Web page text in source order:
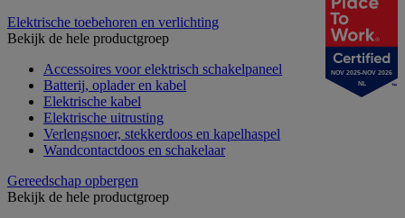
Elektrische toebehoren en verlichting
Bekijk de hele productgroep
Accessoires voor elektrisch schakelpaneel
Batterij, oplader en kabel
Elektrische kabel
Elektrische uitrusting
Verlengsnoer, stekkerdoos en kapelhaspel
Wandcontactdoos en schakelaar
Gereedschap opbergen
Bekijk de hele productgroep
NOV 2025-NOV 2026
NL